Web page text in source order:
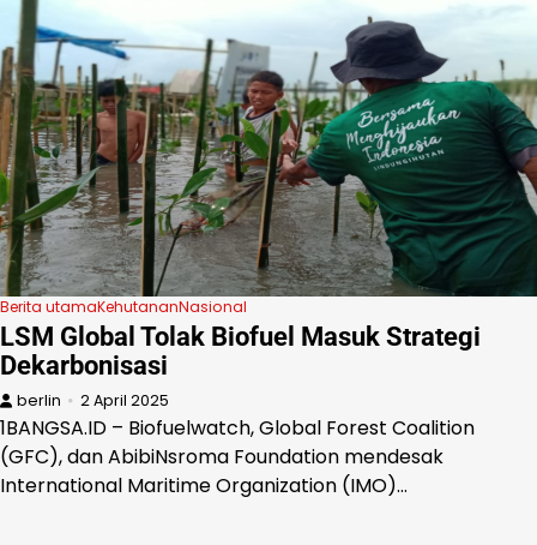
Berita utamaKehutananNasional
LSM Global Tolak Biofuel Masuk Strategi
Dekarbonisasi
berlin 2 April 2025
1BANGSA.ID – Biofuelwatch, Global Forest Coalition
(GFC), dan AbibiNsroma Foundation mendesak
International Maritime Organization (IMO)…